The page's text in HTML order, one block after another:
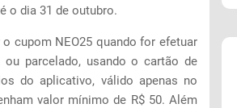
o dia 31 de outubro.
cupom NEO25 quando for efetuar
parcelado, usando o cartão de
do aplicativo, válido apenas no
valor mínimo de R$ 50. Além